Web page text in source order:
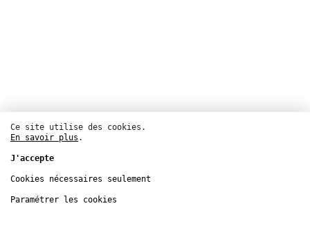
Danse
Théâtre de la Ville – Espace Cardin
Ce site utilise des cookies.
En savoir plus .
J'accepte
Cookies nécessaires seulement
Paramétrer les cookies